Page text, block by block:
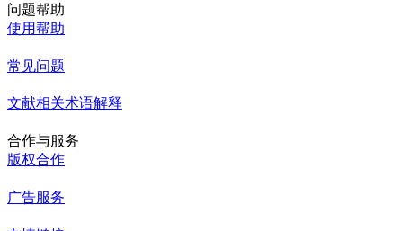
问题帮助
使用帮助
常见问题
文献相关术语解释
合作与服务
版权合作
广告服务